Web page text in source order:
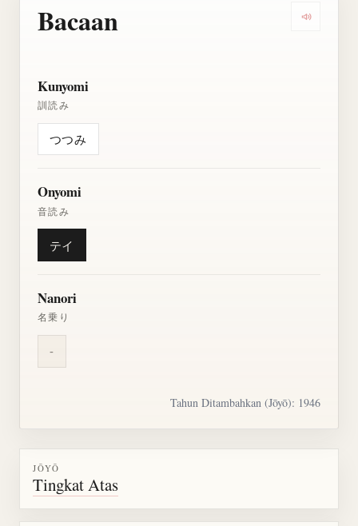
Bacaan
Kunyomi
訓読み
つつみ
Onyomi
音読み
テイ
Nanori
名乗り
-
Tahun Ditambahkan (Jōyō): 1946
JŌYŌ
Tingkat Atas